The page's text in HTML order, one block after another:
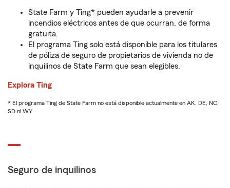
State Farm y Ting* pueden ayudarle a prevenir
incendios eléctricos antes de que ocurran, de forma
gratuita.
El programa Ting solo está disponible para los titulares
de póliza de seguro de propietarios de vivienda no de
inquilinos de State Farm que sean elegibles.
Explora Ting
* El programa Ting de State Farm no está disponible actualmente en AK, DE, NC,
SD ni WY
Seguro de inquilinos